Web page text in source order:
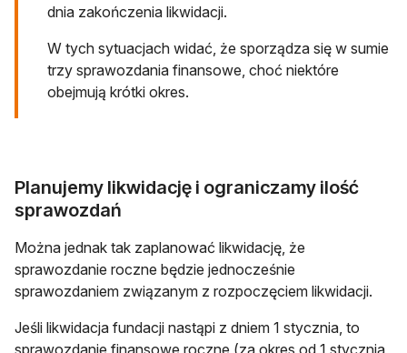
dnia zakończenia likwidacji.
W tych sytuacjach widać, że sporządza się w sumie
trzy sprawozdania finansowe, choć niektóre
obejmują krótki okres.
Planujemy likwidację i ograniczamy ilość
sprawozdań
Można jednak tak zaplanować likwidację, że
sprawozdanie roczne będzie jednocześnie
sprawozdaniem związanym z rozpoczęciem likwidacji.
Jeśli likwidacja fundacji nastąpi z dniem 1 stycznia, to
sprawozdanie finansowe roczne (za okres od 1 stycznia